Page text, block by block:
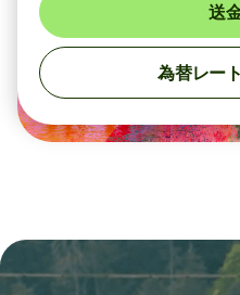
送
為替レー